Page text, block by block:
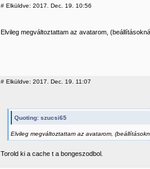
# Elküldve: 2017. Dec. 19. 10:56
Elvileg megváltoztattam az avatarom,
# Elküldve: 2017. Dec. 19. 11:07
Quoting: szucsi65
Elvileg megváltoztattam az avatarom,
Torold ki a cache t a bongeszodbol.